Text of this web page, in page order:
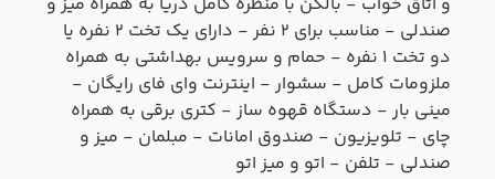
صندلی - مناسب برای ۲ نفر - دارای یک تخت ۲ نفره یا
دو تخت ۱ نفره - حمام و سرویس بهداشتی به همراه
ملزومات کامل - سشوار - اینترنت وای فای رایگان -
مینی بار - دستگاه قهوه ساز - کتری برقی به همراه
چای - تلویزیون - صندوق امانات - مبلمان - میز و
صندلی - تلفن - اتو و میز اتو